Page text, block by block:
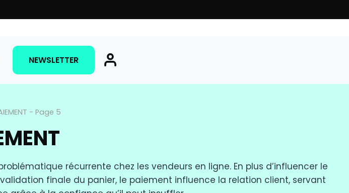
NEWSLETTER
- Page 5
récurrente chez les vendeurs en ligne. En plus d’influencer le
finale du panier, le paiement influence la relation client, servant